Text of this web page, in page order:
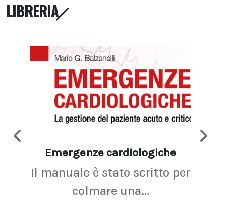
LIBRERIA
Emergenze cardiologiche
Il manuale è stato scritto per
colmare una...